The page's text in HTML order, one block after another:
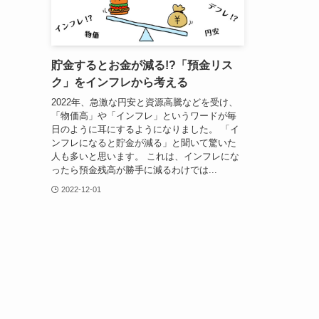
貯金するとお金が減る!?「預金リス
ク」をインフレから考える
2022年、急激な円安と資源高騰などを受け、
「物価高」や「インフレ」というワードが毎
日のように耳にするようになりました。 「イ
ンフレになると貯金が減る」と聞いて驚いた
人も多いと思います。 これは、インフレにな
ったら預金残高が勝手に減るわけでは...
2022-12-01